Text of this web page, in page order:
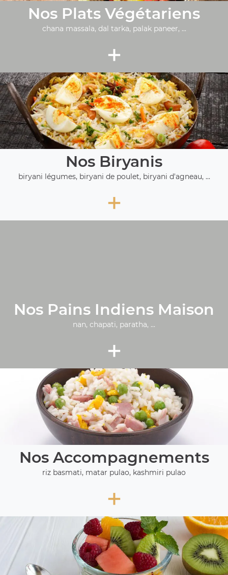
Nos Plats Végétariens
chana massala, dal tarka, palak paneer, ...
+
Nos Biryanis
biryani légumes, biryani de poulet, biryani d'agneau, ...
+
Nos Pains Indiens Maison
nan, chapati, paratha, ...
+
Nos Accompagnements
riz basmati, matar pulao, kashmiri pulao
+